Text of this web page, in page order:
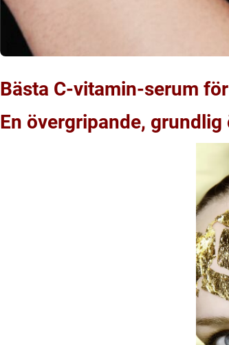
Bästa C-vitamin-serum
En övergripande,